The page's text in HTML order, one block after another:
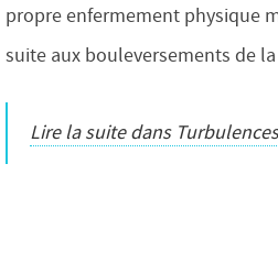
propre enfermement physique
suite aux bouleversements de
Lire la suite dans